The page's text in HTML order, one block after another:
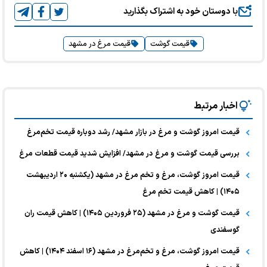
با دوستان خود به اشتراک بگذارید
قیمت گوشت قیمت مرغ در مشهد
اخبار مرتبط
قیمت امروز گوشت و مرغ در بازار مشهد/ رشد دوباره قیمت تخم‌مرغ
بررسی قیمت گوشت و مرغ در مشهد/ افزایش شدید قیمت قطعات مرغ
قیمت امروز گوشت، مرغ و تخم مرغ در مشهد (یکشنبه ۲۰ اردیبهشت
۱۴۰۵) | کاهش قیمت تخم مرغ
قیمت گوشت و مرغ در مشهد (۲۵ فروردین ۱۴۰۵) | کاهش قیمت ران
گوسفندی
قیمت امروز گوشت، مرغ و تخم‌مرغ در مشهد (۱۶ اسفند ۱۴۰۴) | کاهش